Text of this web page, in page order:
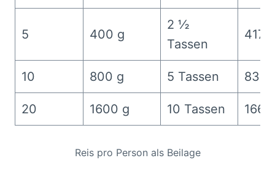
5 400 g
2 ½
Tassen
417
10 800 g 5 Tassen 833
20 1600 g 10 Tassen 1667
Reis pro Person als Beilage